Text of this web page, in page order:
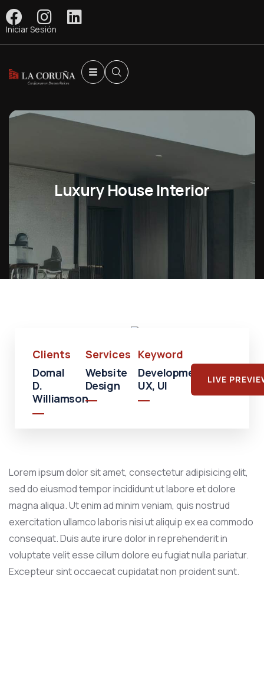
Iniciar Sesión
Luxury House Interior
Clients
Domal
D.
Williamson
Services
Website
Design
Keyword
Development,
UX, UI
LIVE
Lorem ipsum dolor sit amet, consectetur adipisicing elit,
sed do eiusmod tempor incididunt ut labore et dolore
magna aliqua. Ut enim ad minim veniam, quis nostrud
exercitation ullamco laboris nisi ut aliquip ex ea commodo
consequat. Duis aute irure dolor in reprehenderit in
voluptate velit esse cillum dolore eu fugiat nulla pariatur.
Excepteur sint occaecat cupidatat non proident sunt.